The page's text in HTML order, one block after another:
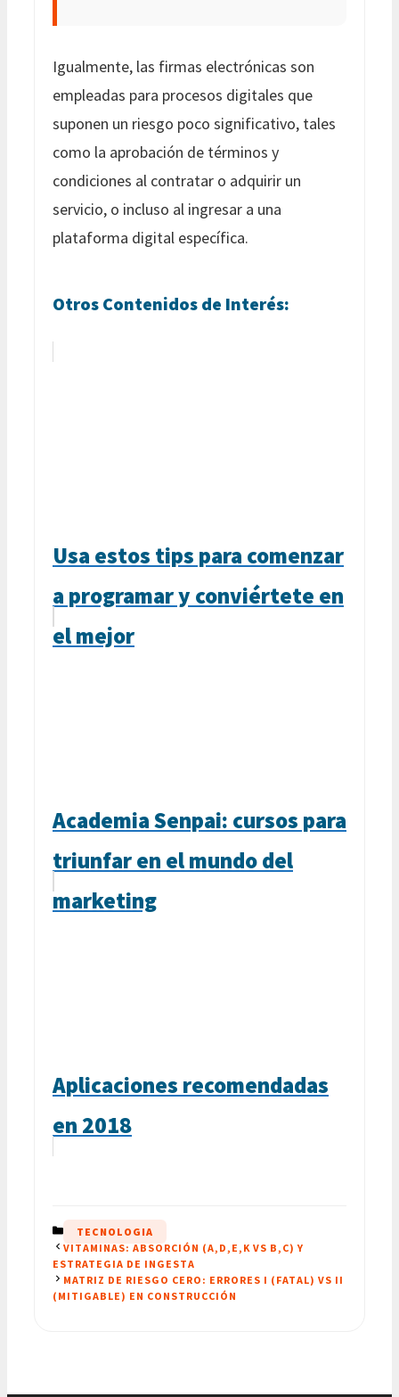
Igualmente, las firmas electrónicas son
empleadas para procesos digitales que
suponen un riesgo poco significativo, tales
como la aprobación de términos y
condiciones al contratar o adquirir un
servicio, o incluso al ingresar a una
plataforma digital específica.
Otros Contenidos de Interés:
Usa estos tips para comenzar
a programar y conviértete en
el mejor
Academia Senpai: cursos para
triunfar en el mundo del
marketing
Aplicaciones recomendadas
en 2018
CATEGORÍAS
TECNOLOGIA
VITAMINAS: ABSORCIÓN (A,D,E,K VS B,C) Y
ESTRATEGIA DE INGESTA
MATRIZ DE RIESGO CERO: ERRORES I (FATAL) VS II
(MITIGABLE) EN CONSTRUCCIÓN